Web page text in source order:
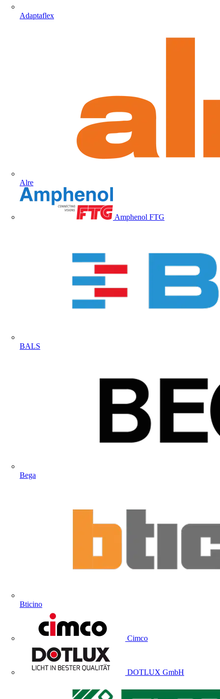
Adaptaflex
Alre
Amphenol FTG
BALS
Bega
Bticino
Cimco
DOTLUX GmbH